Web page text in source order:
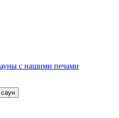
с нашими печами